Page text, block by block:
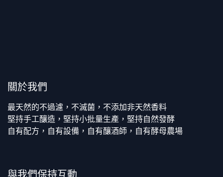
關於我們
最天然的不過濾，不滅菌，不添加非天然香料
堅持手工釀造，堅持小批量生產，堅持自然發酵
自有配方，自有設備，自有釀酒師，自有酵母農場
與我們保持互動